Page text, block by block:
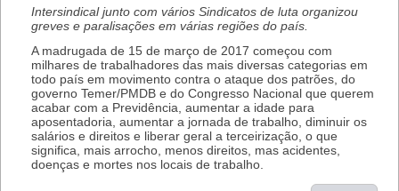
Intersindical junto com vários Sindicatos de luta organizou
greves e paralisações em várias regiões do país.
A madrugada de 15 de março de 2017 começou com
milhares de trabalhadores das mais diversas categorias em
todo país em movimento contra o ataque dos patrões, do
governo Temer/PMDB e do Congresso Nacional que querem
acabar com a Previdência, aumentar a idade para
aposentadoria, aumentar a jornada de trabalho, diminuir os
salários e direitos e liberar geral a terceirização, o que
significa, mais arrocho, menos direitos, mas acidentes,
doenças e mortes nos locais de trabalho.